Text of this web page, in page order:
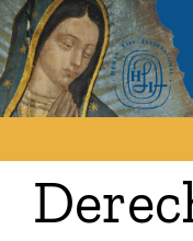
Skip
to
content
Inicio